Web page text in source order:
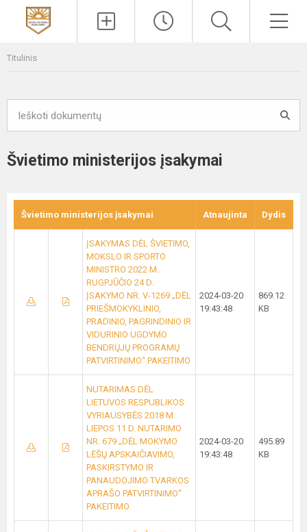
Titulinis
Švietimo ministerijos įsakymai
Švietimo ministerijos įsakymai Atnaujinta Dydis
ĮSAKYMAS DĖL ŠVIETIMO,
MOKSLO IR SPORTO
MINISTRO 2022 M.
RUGPJŪČIO 24 D.
ĮSAKYMO NR. V-1269 „DĖL
PRIEŠMOKYKLINIO,
PRADINIO, PAGRINDINIO IR
VIDURINIO UGDYMO
BENDRŲJŲ PROGRAMŲ
PATVIRTINIMO“ PAKEITIMO
2024-03-20
19:43:48
869.12
KB
NUTARIMAS DĖL
LIETUVOS RESPUBLIKOS
VYRIAUSYBĖS 2018 M.
LIEPOS 11 D. NUTARIMO
NR. 679 „DĖL MOKYMO
LĖŠŲ APSKAIČIAVIMO,
PASKIRSTYMO IR
PANAUDOJIMO TVARKOS
APRAŠO PATVIRTINIMO“
PAKEITIMO
2024-03-20
19:43:48
495.89
KB